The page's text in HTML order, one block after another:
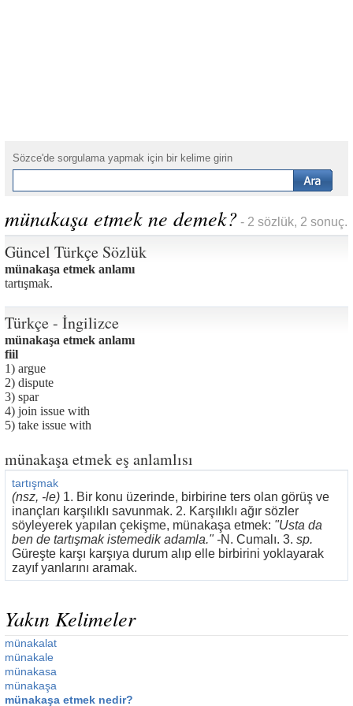
Sözce'de sorgulama yapmak için bir kelime girin
münakaşa etmek ne demek? - 2 sözlük, 2 sonuç.
Güncel Türkçe Sözlük
münakaşa etmek anlamı
tartışmak.
Türkçe - İngilizce
münakaşa etmek anlamı
fiil
1) argue
2) dispute
3) spar
4) join issue with
5) take issue with
münakaşa etmek eş anlamlısı
tartışmak
(nsz, -le) 1. Bir konu üzerinde, birbirine ters olan görüş ve
inançları karşılıklı savunmak. 2. Karşılıklı ağır sözler
söyleyerek yapılan çekişme, münakaşa etmek: "Usta da
ben de tartışmak istemedik adamla." -N. Cumalı. 3. sp.
Güreşte karşı karşıya durum alıp elle birbirini yoklayarak
zayıf yanlarını aramak.
Yakın Kelimeler
münakalat
münakale
münakasa
münakaşa
münakaşa etmek nedir?